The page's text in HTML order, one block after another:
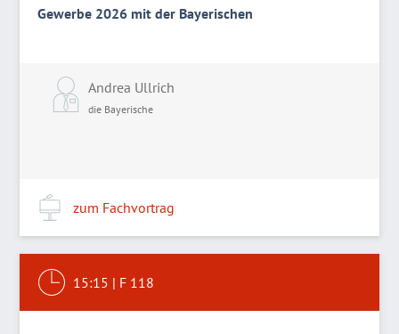
Gewerbe 2026 mit der Bayerischen
Andrea Ullrich
die Bayerische
zum Fachvortrag
15:15 | F 118